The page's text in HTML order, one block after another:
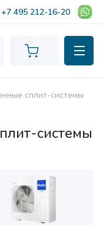
+7 495 212-16-20
сплит-системы
системы